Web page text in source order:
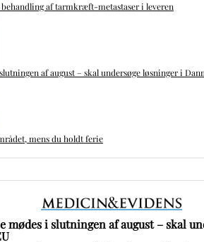
af tarmkræft-metastaser i leveren
af august – skal undersøge løsninger i
mens du holdt ferie
mødes i slutningen af august – skal